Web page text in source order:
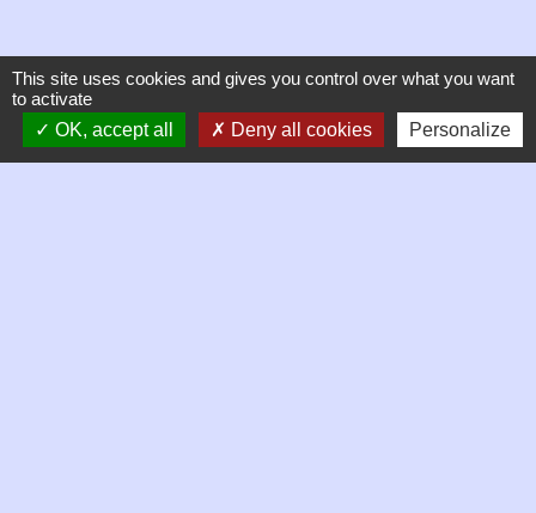
Contacts
Commune de Chambles
This site uses cookies and gives you control over what you want
to activate
OK, accept all
Deny all cookies Personalize